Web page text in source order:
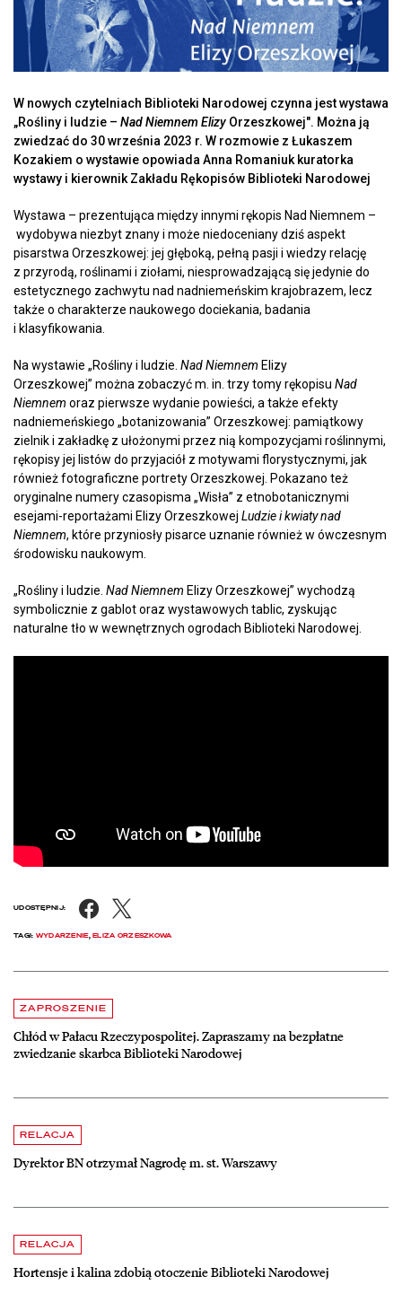
W nowych czytelniach Biblioteki Narodowej czynna jest wystawa
„Rośliny i ludzie – Nad Niemnem Elizy Orzeszkowej". Można ją
zwiedzać do 30 września 2023 r. W rozmowie z Łukaszem
Kozakiem o wystawie opowiada Anna Romaniuk kuratorka
wystawy i kierownik Zakładu Rękopisów Biblioteki Narodowej
Wystawa – prezentująca między innymi rękopis Nad Niemnem –
wydobywa niezbyt znany i może niedoceniany dziś aspekt
pisarstwa Orzeszkowej: jej głęboką, pełną pasji i wiedzy relację
z przyrodą, roślinami i ziołami, niesprowadzającą się jedynie do
estetycznego zachwytu nad nadniemeńskim krajobrazem, lecz
także o charakterze naukowego dociekania, badania
i klasyfikowania.
Na wystawie „Rośliny i ludzie. Nad Niemnem Elizy
Orzeszkowej” można zobaczyć m. in. trzy tomy rękopisu Nad
Niemnem oraz pierwsze wydanie powieści, a także efekty
nadniemeńskiego „botanizowania” Orzeszkowej: pamiątkowy
zielnik i zakładkę z ułożonymi przez nią kompozycjami roślinnymi,
rękopisy jej listów do przyjaciół z motywami florystycznymi, jak
również fotograficzne portrety Orzeszkowej. Pokazano też
oryginalne numery czasopisma „Wisła” z etnobotanicznymi
esejami-reportażami Elizy Orzeszkowej Ludzie i kwiaty nad
Niemnem, które przyniosły pisarce uznanie również w ówczesnym
środowisku naukowym.
„Rośliny i ludzie. Nad Niemnem Elizy Orzeszkowej” wychodzą
symbolicznie z gablot oraz wystawowych tablic, zyskując
naturalne tło w wewnętrznych ogrodach Biblioteki Narodowej.
UDOSTĘPNIJ: Facebook
TAGI: WYDARZENIE,ELIZA ORZESZKOWA
Aktualności
ZAPROSZENIE
Chłód w Pałacu Rzeczypospolitej. Zapraszamy na bezpłatne
zwiedzanie skarbca Biblioteki Narodowej
czytaj więcej o Chłód w Pałacu Rzeczypospolitej. Zapraszamy na
RELACJA
Dyrektor BN otrzymał Nagrodę m. st. Warszawy
czytaj więcej o Dyrektor BN otrzymał Nagrodę m. st. Warszawy
RELACJA
Hortensje i kalina zdobią otoczenie Biblioteki Narodowej
czytaj więcej o Hortensje i kalina zdobią otoczenie Biblioteki